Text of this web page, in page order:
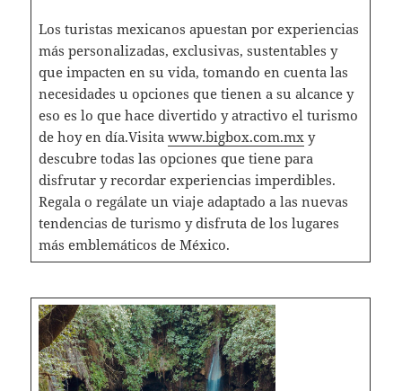
Los turistas mexicanos apuestan por experiencias
más personalizadas, exclusivas, sustentables y
que impacten en su vida, tomando en cuenta las
necesidades u opciones que tienen a su alcance y
eso es lo que hace divertido y atractivo el turismo
de hoy en día.Visita www.bigbox.com.mxy
descubre todas las opciones que tiene para
disfrutar y recordar experiencias imperdibles.
Regala o regálate un viaje adaptado a las nuevas
tendencias de turismo y disfruta de los lugares
más emblemáticos de México.